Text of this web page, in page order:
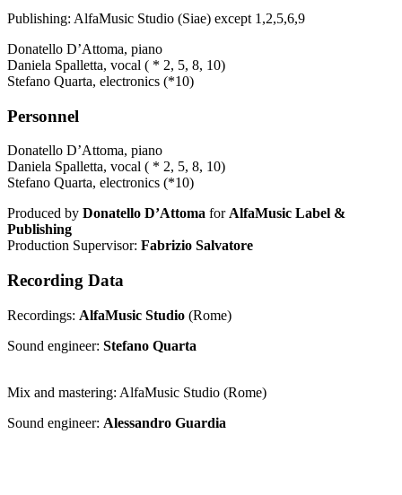
Publishing: AlfaMusic Studio (Siae) except 1,2,5,6,9
Donatello D’Attoma, piano
Daniela Spalletta, vocal ( * 2, 5, 8, 10)
Stefano Quarta, electronics (*10)
Personnel
Donatello D’Attoma, piano
Daniela Spalletta, vocal ( * 2, 5, 8, 10)
Stefano Quarta, electronics (*10)
Produced by Donatello D’Attoma forAlfaMusic Label &
Publishing
Production Supervisor: Fabrizio Salvatore
Recording Data
Recordings: AlfaMusic Studio (Rome)
Sound engineer: Stefano Quarta
Mix and mastering: AlfaMusic Studio (Rome)
Sound engineer: Alessandro Guardia